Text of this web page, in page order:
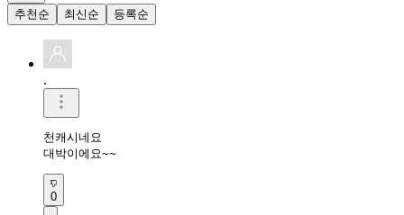
추천순
최신순 등록순
.
천캐시네요
대박이에요~~
0